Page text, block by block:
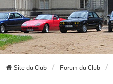
Site du Club Forum du Club